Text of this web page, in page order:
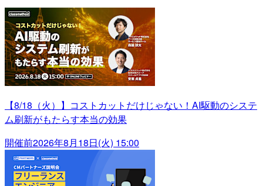
【8/18（火）】コストカットだけじゃない！AI駆動のシステ
ム刷新がもたらす本当の効果
開催前2026年8月18日(火) 15:00